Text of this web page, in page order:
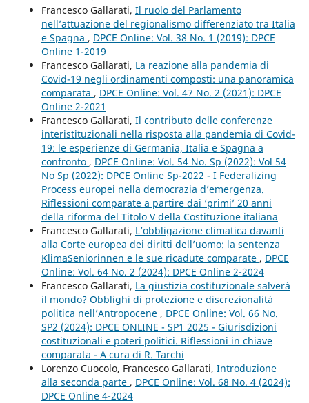
Francesco Gallarati, Il ruolo del Parlamento
nell’attuazione del regionalismo differenziato tra Italia
e Spagna , DPCE Online: Vol. 38 No. 1 (2019): DPCE
Online 1-2019
Francesco Gallarati, La reazione alla pandemia di
Covid-19 negli ordinamenti composti: una panoramica
comparata , DPCE Online: Vol. 47 No. 2 (2021): DPCE
Online 2-2021
Francesco Gallarati, Il contributo delle conferenze
interistituzionali nella risposta alla pandemia di Covid-
19: le esperienze di Germania, Italia e Spagna a
confronto , DPCE Online: Vol. 54 No. Sp (2022): Vol 54
No Sp (2022): DPCE Online Sp-2022 - I Federalizing
Process europei nella democrazia d’emergenza.
Riflessioni comparate a partire dai ‘primi’ 20 anni
della riforma del Titolo V della Costituzione italiana
Francesco Gallarati, L’obbligazione climatica davanti
alla Corte europea dei diritti dell’uomo: la sentenza
KlimaSeniorinnen e le sue ricadute comparate , DPCE
Online: Vol. 64 No. 2 (2024): DPCE Online 2-2024
Francesco Gallarati, La giustizia costituzionale salverà
il mondo? Obblighi di protezione e discrezionalità
politica nell’Antropocene , DPCE Online: Vol. 66 No.
SP2 (2024): DPCE ONLINE - SP1 2025 - Giurisdizioni
costituzionali e poteri politici. Riflessioni in chiave
comparata - A cura di R. Tarchi
Lorenzo Cuocolo, Francesco Gallarati, Introduzione
alla seconda parte , DPCE Online: Vol. 68 No. 4 (2024):
DPCE Online 4-2024